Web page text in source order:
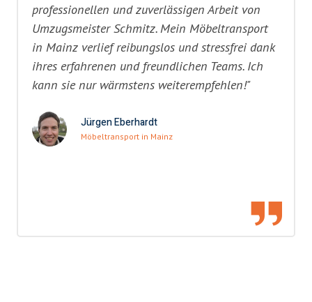
professionellen und zuverlässigen Arbeit von
Umzugsmeister Schmitz. Mein Möbeltransport
in Mainz verlief reibungslos und stressfrei dank
ihres erfahrenen und freundlichen Teams. Ich
kann sie nur wärmstens weiterempfehlen!"
Jürgen Eberhardt
Möbeltransport in Mainz